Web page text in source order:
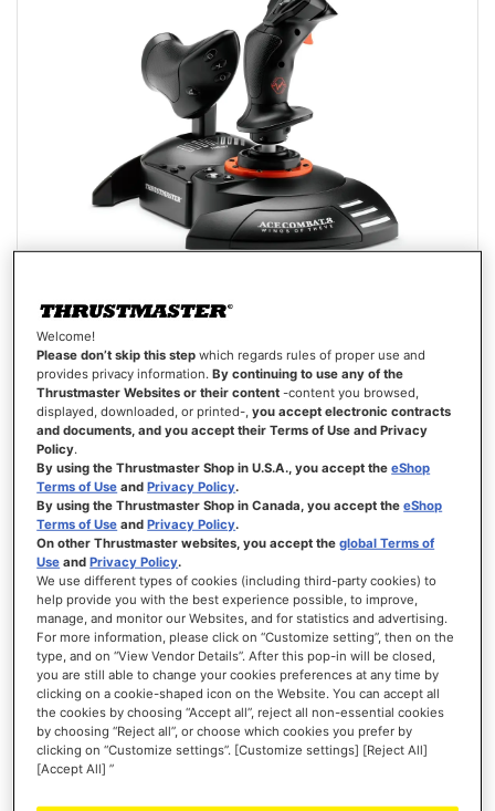
T.FLIGHT HOTAS NEO ACE COMBAT 8 WINGS OF THEVE EDITION
(PLAYSTATION/PC)
129,99 €
VORBESTELLUNG
WUNSCHLISTE
ANSICHT
Welcome!
Please don’t skip this step which regards rules of proper use and
provides privacy information.By continuing to use any of the
Thrustmaster Websites or their content -content you browsed,
displayed, downloaded, or printed-,you accept electronic contracts
and documents, and you accept their Terms of Use and Privacy
Policy.
By using the Thrustmaster Shop in U.S.A., you accept theeShop
Terms of Use andPrivacy Policy.
By using the Thrustmaster Shop in Canada, you accept theeShop
Terms of Use andPrivacy Policy.
On other Thrustmaster websites, you accept theglobal Terms of
Use andPrivacy Policy.
We use different types of cookies (including third-party cookies) to
help provide you with the best experience possible, to improve,
manage, and monitor our Websites, and for statistics and advertising.
For more information, please click on “Customize setting”, then on the
type, and on “View Vendor Details”. After this pop-in will be closed,
you are still able to change your cookies preferences at any time by
clicking on a cookie-shaped icon on the Website. You can accept all
the cookies by choosing “Accept all”, reject all non-essential cookies
by choosing “Reject all”, or choose which cookies you prefer by
clicking on “Customize settings”. [Customize settings] [Reject All]
[Accept All] ”